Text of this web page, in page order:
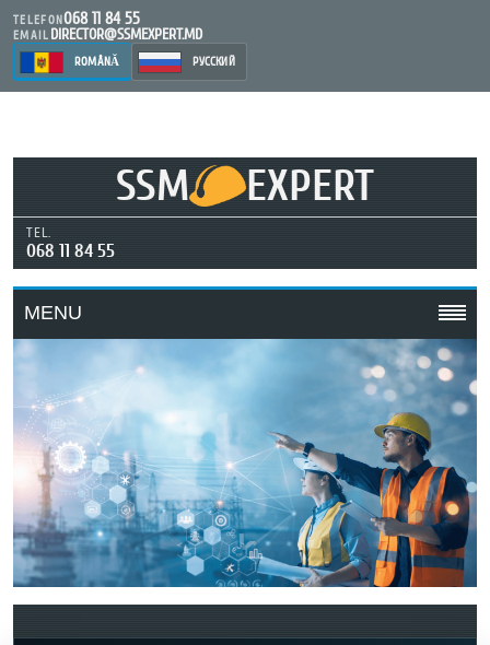
TELEFON068 11 84 55
EMAIL DIRECTOR@SSMEXPERT.MD
ROMÂNĂ РУССКИЙ
SSM EXPERT
TEL.
068 11 84 55
MENU